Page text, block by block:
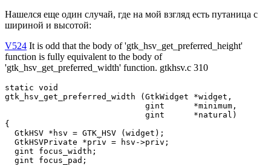
Нашелся еще один случай, где на мой взгляд есть путаница с
шириной и высотой:
V524 It is odd that the body of 'gtk_hsv_get_preferred_height'
function is fully equivalent to the body of
'gtk_hsv_get_preferred_width' function. gtkhsv.c 310
static void
gtk_hsv_get_preferred_width (GtkWidget *widget,
                             gint      *minimum,
                             gint      *natural)
{
  GtkHSV *hsv = GTK_HSV (widget);
  GtkHSVPrivate *priv = hsv->priv;
  gint focus_width;
  gint focus_pad;